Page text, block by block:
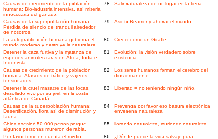
Causas de crecimiento de la población
humana: Bio-industria intensiva, así miseria
innecesaria del ganado.
78 Salir naturaleza de un lugar en la tierra.
Causas de la superpoblación humana:
Pérdida de silencio del tranquil alrededor
de nosotros.
79 Asir tu Beamer y ahorrar el mundo.
La autogratificación humana gobierna el
mundo moderno y destruye la naturaleza.
80 Crecer como un Giraffe.
Detener la caza furtiva y la matanza de
especies animales raras en África, India e
Indonesia.
81
Evolución: la visión verdadero sobre
existencia.
Causas de crecimiento de la población
humana: Atascos de tráfico y viajeros
tensionados.
82
Los seres humanos forman el cerebro del
dios inmanente.
Detener la cruel masacre de las focas,
desollado vivo por su piel, en la costa
atlántica de Canadá.
83 Libertad = no teniendo ningún niño.
Causas de la superpoblación humana:
Desertificación, flora así de disminución y
fauna.
84
Prevenga por favor eso basura electrónica
envenena naturaleza.
China asesinó 50.000 perros porque
algunos personas murieron de rabia.
85 llorando naturaleza, muriendo naturaleza.
Por favor tome en cuenta el medio
86
¿Dónde puede la vida salvaje pura